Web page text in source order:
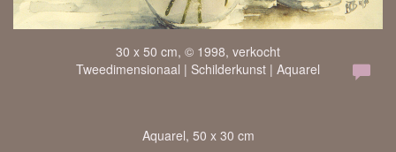
30 x 50 cm, © 1998, verkocht
Tweedimensionaal | Schilderkunst | Aquarel
Aquarel, 50 x 30 cm